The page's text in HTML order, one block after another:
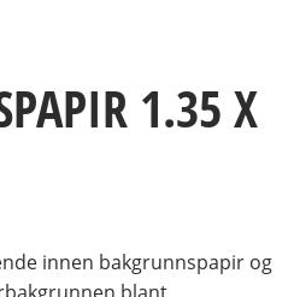
1.35 X
innen bakgrunnspapir og